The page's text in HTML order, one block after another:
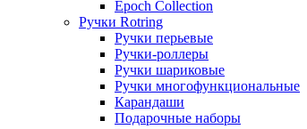
Epoch Collection
Ручки Rotring
Ручки перьевые
Ручки-роллеры
Ручки шариковые
Ручки многофункциональные
Карандаши
Подарочные наборы